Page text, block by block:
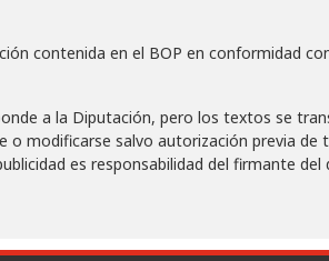
contenida en el BOP en conformidad
a la Diputación, pero los textos se
modificarse salvo autorización previa
es responsabilidad del firmante